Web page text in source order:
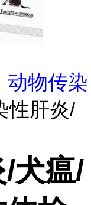
动物传染
性肝炎/
犬瘟/